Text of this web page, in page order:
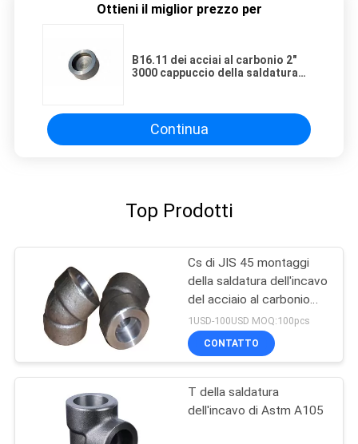
Ottieni il miglior prezzo per
B16.11 dei acciai al carbonio 2"
3000 cappuccio della saldatura
Continua
Top Prodotti
Cs di JIS 45 montaggi
della saldatura dell'incavo
del acciaio al carbonio
del gomito
1USD-100USD MOQ:100pcs
CONTATTO
T della saldatura
dell'incavo di Astm A105